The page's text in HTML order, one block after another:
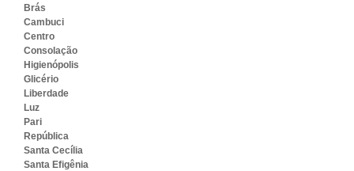
Brás
Cambuci
Centro
Consolação
Higienópolis
Glicério
Liberdade
Luz
Pari
República
Santa Cecília
Santa Efigênia